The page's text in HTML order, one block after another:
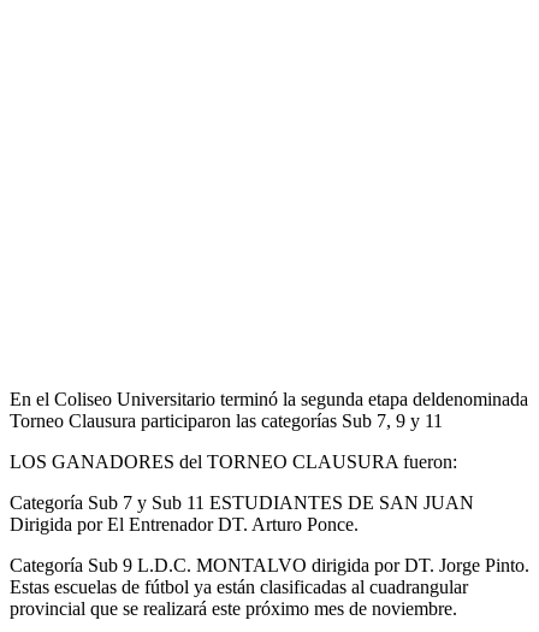
En el Coliseo Universitario terminó la segunda etapa deldenominada
Torneo Clausura participaron las categorías Sub 7, 9 y 11
LOS GANADORES del TORNEO CLAUSURA fueron:
Categoría Sub 7 y Sub 11 ESTUDIANTES DE SAN JUAN
Dirigida por El Entrenador DT. Arturo Ponce.
Categoría Sub 9 L.D.C. MONTALVO dirigida por DT. Jorge Pinto.
Estas escuelas de fútbol ya están clasificadas al cuadrangular
provincial que se realizará este próximo mes de noviembre.